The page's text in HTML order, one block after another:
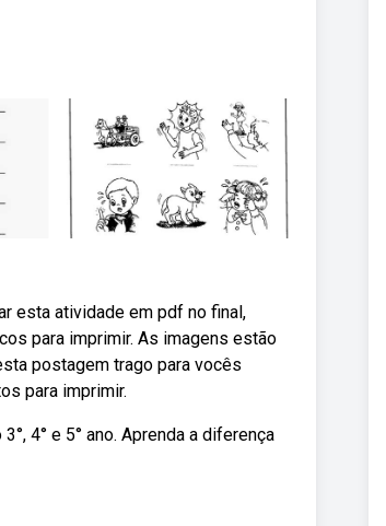
esta atividade em pdf no final,
para imprimir. As imagens estão
postagem trago para vocês
para imprimir.
4° e 5° ano. Aprenda a diferença